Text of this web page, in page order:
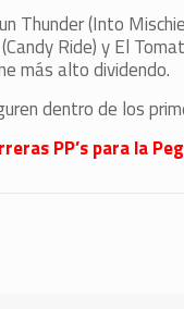
Thunder (Into
Ride) y El
más alto dividendo.
dentro de los
PP’s para la